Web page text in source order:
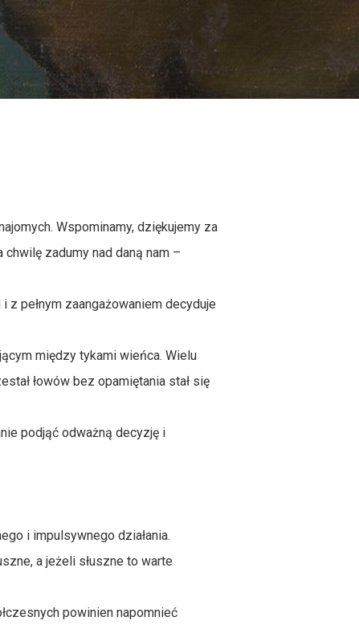
Wspominamy, dziękujemy za
zadumy nad daną nam –
z pełnym zaangażowaniem decyduje
między tykami wieńca. Wielu
łowów bez opamiętania stał się
podjąć odważną decyzję i
i impulsywnego działania.
a jeżeli słuszne to warte
powinien napomnieć